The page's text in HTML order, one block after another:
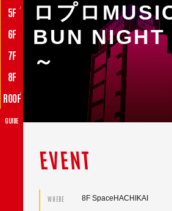
5F
♪
6F
7F
8F
ROOF♪
GUIDE
ロプロ
BUN NIGHT
～
EVENT
WHERE 8F SpaceHACHIKAI